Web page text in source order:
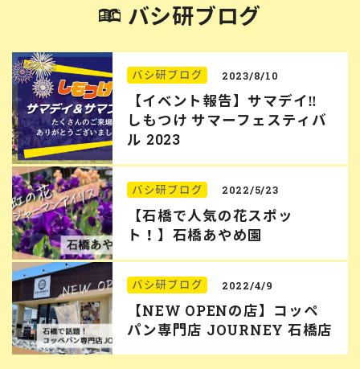
バシ研ブログ
バシ研ブログ 2023/8/10
【イベント報告】サマデイ‼︎
しもつけ サマーフェスティバ
ル 2023
バシ研ブログ 2022/5/23
【石橋で人気の花スポッ
ト！】石橋あやめ園
バシ研ブログ 2022/4/9
【NEW OPENの店】コッペ
パン専門店 JOURNEY 石橋店